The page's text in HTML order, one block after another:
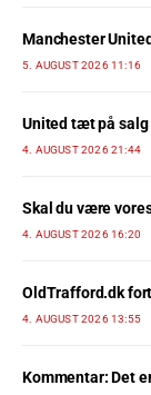
Manchester
5. AUGUST 2026 11:16
United tæt på
4. AUGUST 2026 21:44
Skal du være
4. AUGUST 2026 16:20
OldTrafford.dk
4. AUGUST 2026 13:55
Kommentar: Det